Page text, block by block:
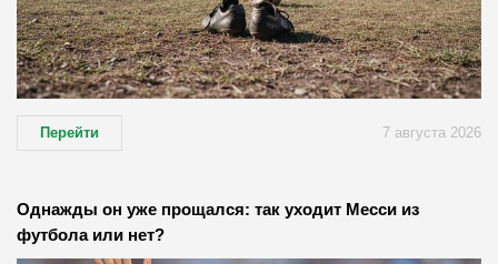
Перейти 7 августа 2026
Однажды он уже прощался: так уходит Месси из
футбола или нет?